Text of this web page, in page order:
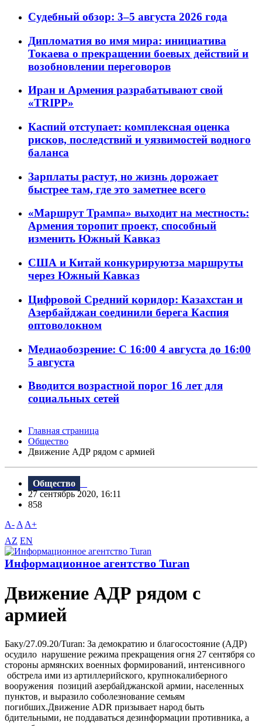
Судебный обзор: 3–5 августа 2026 года
Дипломатия во имя мира: инициатива
Токаева о прекращении боевых действий и
возобновлении переговоров
Иран и Армения разрабатывают свой
«TRIPP»
Каспий отступает: комплексная оценка
рисков, последствий и уязвимостей водного
баланса
Зарплаты растут, но жизнь дорожает
быстрее там, где это заметнее всего
«Маршрут Трампа» выходит на местность:
Армения торопит проект, способный
изменить Южный Кавказ
США и Китай конкурируютза маршруты
через Южный Кавказ
Цифровой Средний коридор: Казахстан и
Азербайджан соединили берега Каспия
оптоволокном
Медиаобозрение: С 16:00 4 августа до 16:00
5 августа
Вводится возрастной порог 16 лет для
социальных сетей
Главная страница
Общество
Движение АДР рядом с армией
Общество
27 сентябрь 2020, 16:11
858
A- A A+
AZ EN
Информационное агентство Turan
Движение АДР рядом с
армией
Баку/27.09.20/Turan: За демократию и благосостояние (АДР)
осудило нарушение режима прекращения огня 27 сентября со
стороны армянских военных формирований, интенсивного
обстрела ими из артиллерийского, крупнокалиберного
вооружения позиций азербайджанской армии, населенных
пунктов, и выразило соболезнование семьям
погибших.Движение ADR призывает народ быть
бдительными, не поддаваться дезинформации противника, а